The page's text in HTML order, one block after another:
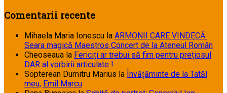
Comentarii recente
Mihaela Maria Ionescu la ARMONII CARE VINDECĂ:
Seara magică Maestros Concert de la Ateneul Român
Cheoseaua la Fericiți ar trebui să fim pentru prețiosul
DAR al vorbirii articulate !
Sopterean Dumitru Marius la Învățăminte de la Tatăl
meu, Emil Marcu